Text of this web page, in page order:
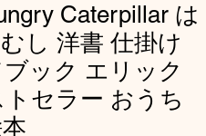
Caterpillar は
し 洋書 仕掛け
ック エリック
セラー おうち